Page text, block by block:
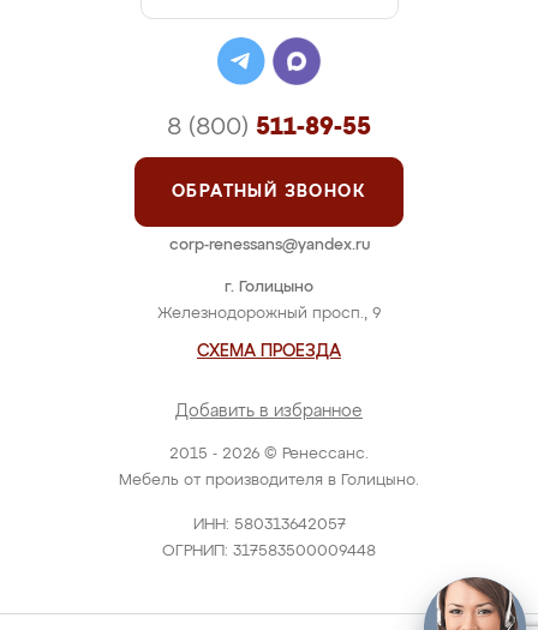
2015 - 2026 © Ренессанс.
Мебель от производителя в Голицыно.
ИНН: 580313642057
ОГРНИП: 317583500009448
г. Голицыно
Железнодорожный просп., 9
СХЕМА ПРОЕЗДА
Добавить в избранное
8 (800) 511-89-55
ОБРАТНЫЙ ЗВОНОК
corp-renessans@yandex.ru